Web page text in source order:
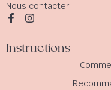
Nous contacter
Instructions